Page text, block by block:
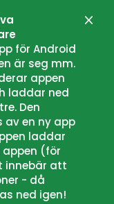
för Android
är seg mm.
appen
laddar ned
Den
en ny app
laddar
(för
innebär att
- då
ned igen!